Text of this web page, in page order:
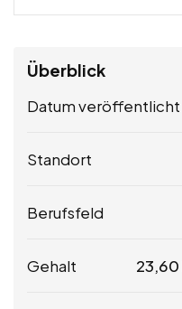
Überblick
Datum veröffentlicht
Standort
Berufsfeld
Gehalt 23,60